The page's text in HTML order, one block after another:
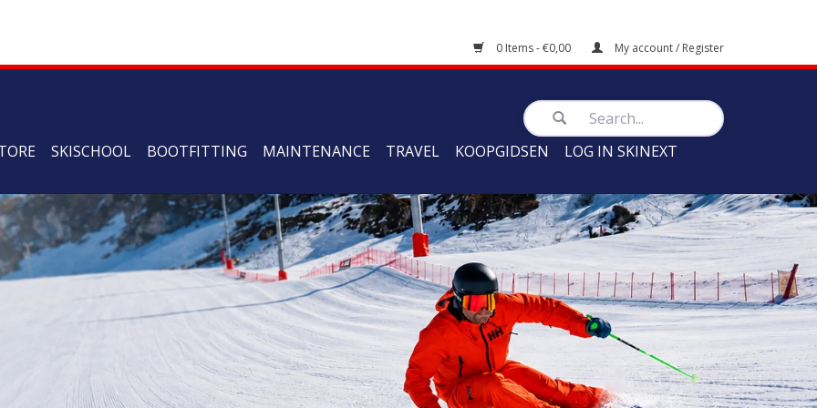
0 Items - €0,00 My account / Register
SKISCHOOL BOOTFITTING MAINTENANCE TRAVEL KOOPGIDSEN LOG IN SKINEXT